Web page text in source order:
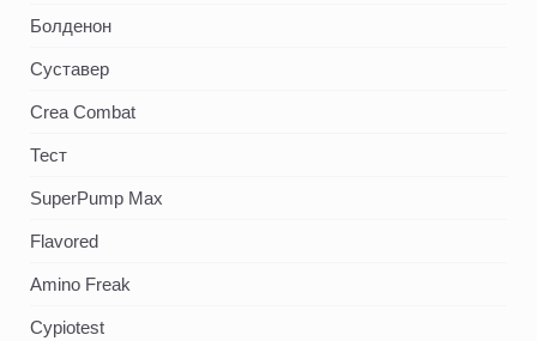
Болденон
Суставер
Crea Combat
Тест
SuperPump Max
Flavored
Amino Freak
Cypiotest